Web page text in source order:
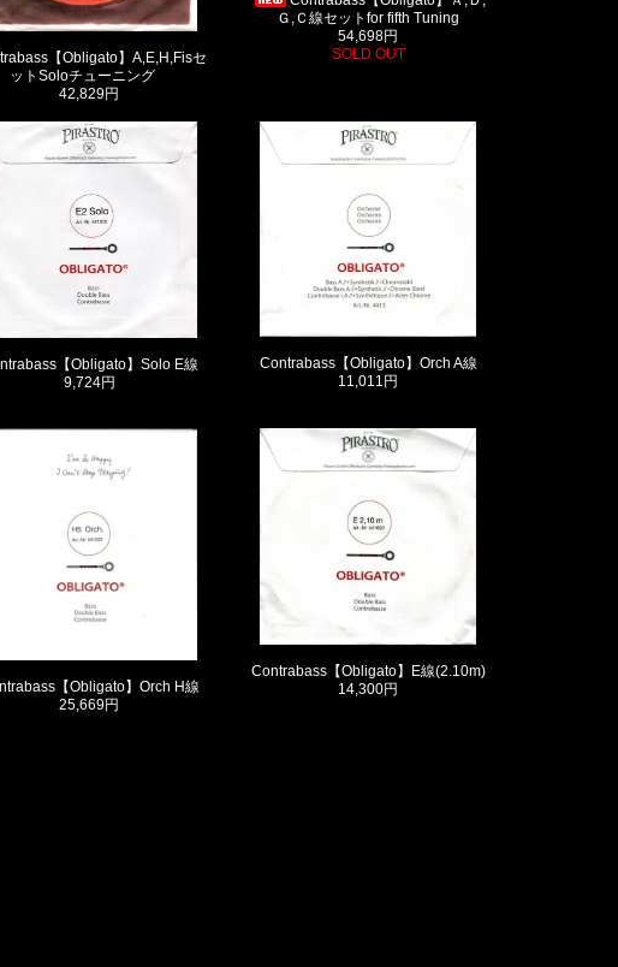
【Obligato】A,E,H,Fisセ
ットSoloチューニング
42,829円
Ｇ,Ｃ線セットfor fifth Tuning
54,698円
SOLD OUT
【Obligato】Solo E線
9,724円
Contrabass【Obligato】Orch A線
11,011円
【Obligato】Orch H線
25,669円
Contrabass【Obligato】E線(2.10m)
14,300円